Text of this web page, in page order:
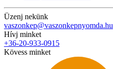
Üzenj nekünk
vaszonkep@vaszonkepnyomda.hu
Hívj minket
+36-20-933-0915
Kövess minket